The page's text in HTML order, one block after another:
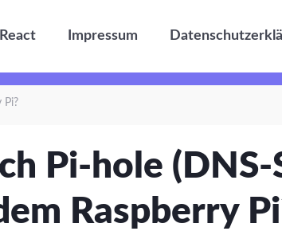
React Impressum
Pi?
Pi-hole (DNS-
Raspberry